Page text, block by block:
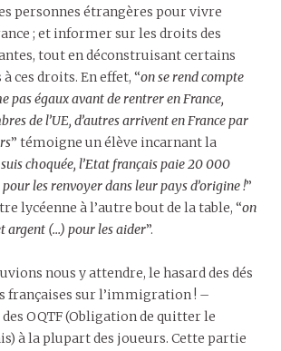
personnes étrangères pour vivre
; et informer sur les droits des
tout en déconstruisant certains
ces droits. En effet, “on se rend compte
pas égaux avant de rentrer en France,
de l’UE, d’autres arrivent en France par
” témoigne un élève incarnant la
suis choquée, l’Etat français paie 20 000
les renvoyer dans leur pays d’origine !”
lycéenne à l’autre bout de la table, “on
argent (…) pour les aider”.
nous y attendre, le hasard des dés
françaises sur l’immigration ! –
OQTF (Obligation de quitter le
à la plupart des joueurs. Cette partie